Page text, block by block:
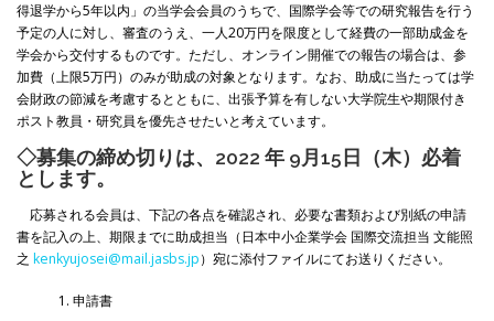
得退学から5年以内」の当学会会員のうちで、国際学会等での研究報告を行う
予定の人に対し、審査のうえ、一人20万円を限度として経費の一部助成金を
学会から交付するものです。ただし、オンライン開催での報告の場合は、参
加費（上限5万円）のみが助成の対象となります。なお、助成に当たっては学
会財政の節減を考慮するとともに、出張予算を有しない大学院生や期限付き
ポスト教員・研究員を優先させたいと考えています。
◇募集の締め切りは、2022 年 9月15日（木）必着
とします。
応募される会員は、下記の各点を確認され、必要な書類および別紙の申請
書を記入の上、期限までに助成担当（日本中小企業学会 国際交流担当 文能照
之 kenkyujosei@mail.jasbs.jp）宛に添付ファイルにてお送りください。
申請書